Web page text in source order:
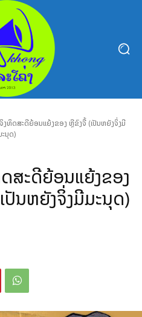
ງທິດສະດີຍ້ອນແຍ້ງຂອງ ຫຼີຂົງຈື້ (ເປັນຫຍັງຈິ່ງມີ
ະນຸດ)
ສະດີຍ້ອນແຍ້ງຂອງ
ປັນຫຍັງຈິ່ງມີມະນຸດ)